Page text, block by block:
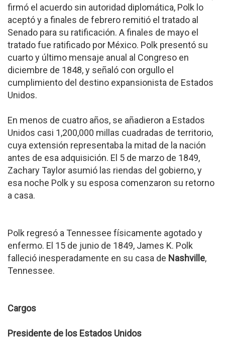
firmó el acuerdo sin autoridad diplomática, Polk lo
aceptó y a finales de febrero remitió el tratado al
Senado para su ratificación. A finales de mayo el
tratado fue ratificado por México. Polk presentó su
cuarto y último mensaje anual al Congreso en
diciembre de 1848, y señaló con orgullo el
cumplimiento del destino expansionista de Estados
Unidos.
En menos de cuatro años, se añadieron a Estados
Unidos casi 1,200,000 millas cuadradas de territorio,
cuya extensión representaba la mitad de la nación
antes de esa adquisición. El 5 de marzo de 1849,
Zachary Taylor asumió las riendas del gobierno, y
esa noche Polk y su esposa comenzaron su retorno
a casa.
Polk regresó a Tennessee físicamente agotado y
enfermo. El 15 de junio de 1849, James K. Polk
falleció inesperadamente en su casa de Nashville,
Tennessee.
Cargos
Presidente de los Estados Unidos